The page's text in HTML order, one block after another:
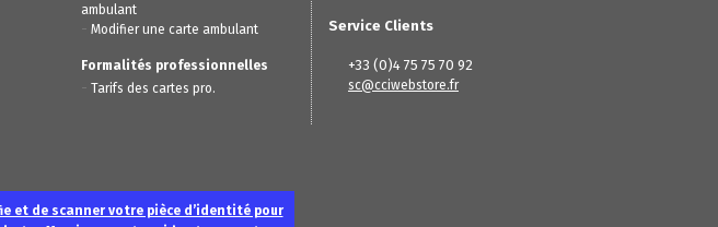
ambulant
- Modifier une carte ambulant
Formalités professionnelles
- Tarifs des cartes pro.
et de scanner votre pièce d’identité pour
Service Clients
+33 (0)4 75 75 70 92
sc@cciwebstore.fr